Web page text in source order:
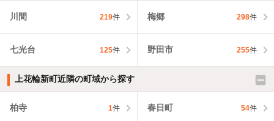
川間 219件 梅郷 298件
七光台 125件 野田市 255件
上花輪新町近隣の町域から探す
柏寺 1件 春日町 54件